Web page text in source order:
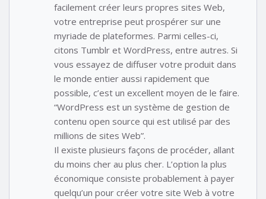
facilement créer leurs propres sites Web,
votre entreprise peut prospérer sur une
myriade de plateformes. Parmi celles-ci,
citons Tumblr et WordPress, entre autres. Si
vous essayez de diffuser votre produit dans
le monde entier aussi rapidement que
possible, c’est un excellent moyen de le faire.
“WordPress est un système de gestion de
contenu open source qui est utilisé par des
millions de sites Web”.
Il existe plusieurs façons de procéder, allant
du moins cher au plus cher. L’option la plus
économique consiste probablement à payer
quelqu’un pour créer votre site Web à votre